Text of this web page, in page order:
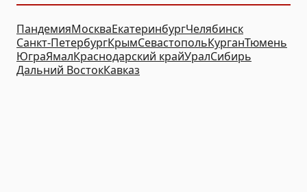
ПандемияМоскваЕкатеринбургЧелябинск
Санкт-ПетербургКрымСевастопольКурганТюмень
ЮграЯмалКраснодарский крайУралСибирь
Дальний ВостокКавказ